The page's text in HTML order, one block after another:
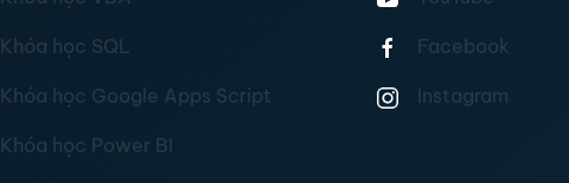
Khóa học SQL
Khóa học Google Apps Script
Khóa học Power BI
Facebook
Instagram